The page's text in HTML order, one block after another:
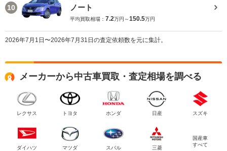
10 ノート
平均買取相場： 7.2万円～150.5万円
2026年7月1日〜2026年7月31日の査定依頼数を元に集計。
メーカーから中古車買取・査定相場を調べる
レクサス トヨタ ホンダ 日産 スズキ
ダイハツ マツダ スバル 三菱
国産車
すべて